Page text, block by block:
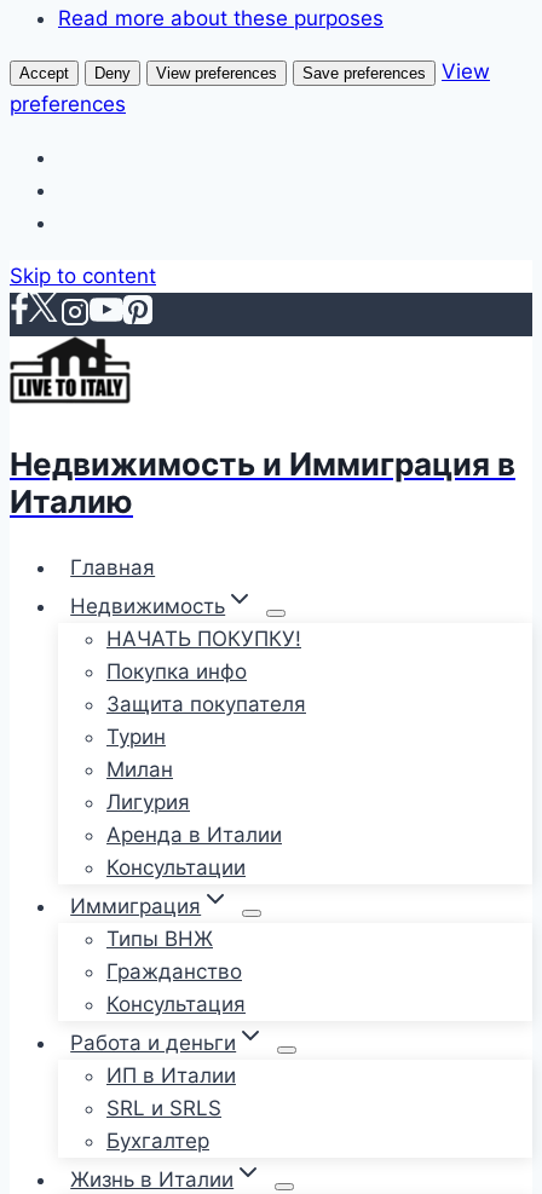
Read more about these purposes
Accept Deny View preferences Save preferences
View
preferences
Skip to content
Недвижимость и Иммиграция в
Италию
Главная
Недвижимость
НАЧАТЬ ПОКУПКУ!
Покупка инфо
Защита покупателя
Турин
Милан
Лигурия
Аренда в Италии
Консультации
Иммиграция
Типы ВНЖ
Гражданство
Консультация
Работа и деньги
ИП в Италии
SRL и SRLS
Бухгалтер
Жизнь в Италии